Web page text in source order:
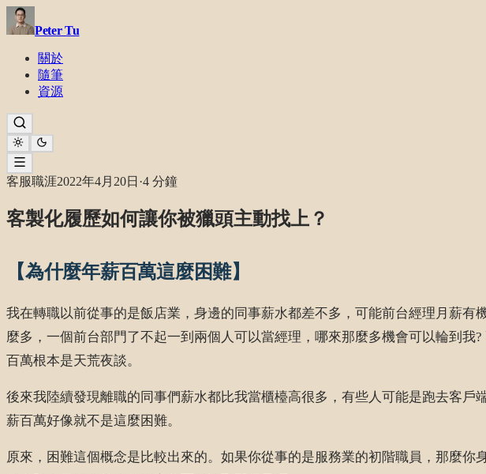
Peter Tu
關於
隨筆
資源
客服職涯2022年4月20日 ·4 分鐘
客製化履歷如何讓你被獵頭主動找上？
【為什麼年薪百萬這麼困難】
我在轉職以前從事的是飯店業，身邊的同事薪水都差不多，可能前台經理月薪
麼多，一個前台部門了不起一到兩個人可以當經理，哪來那麼多機會可以輪到
百萬根本是天荒夜談。
後來我陸續發現離職的同事們薪水都比我當櫃檯高很多，有些人可能是跑去客
薪百萬好像就不是這麼困難。
原來，困難這個概念是比較出來的。如果你從事的是服務業的初階職員，那麼